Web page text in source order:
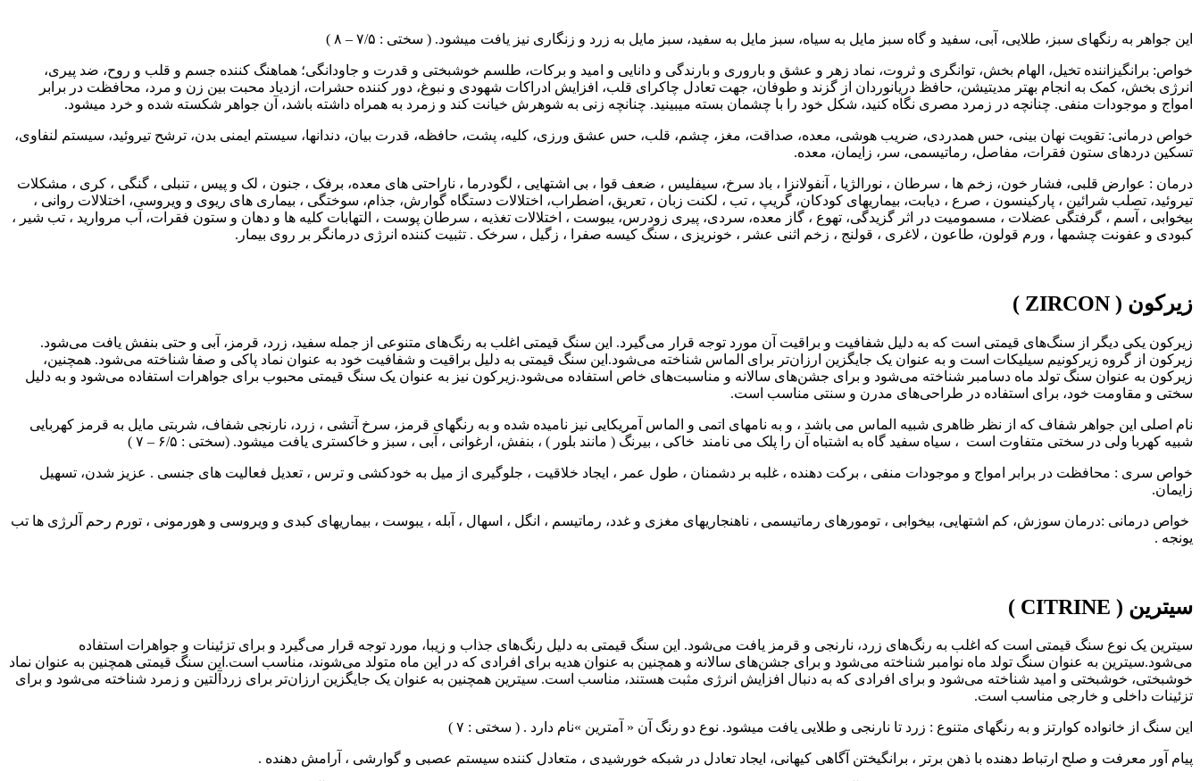
این جواهر به رنگهای سبز، طلایی، آبی، سفید و گاه سبز مایل به سیاه، سبز مایل به سفید، سبز مایل به زرد و زنگاری نیز یافت میشود. ( سختی : ۷/۵ – ۸ )
خواص: برانگیزاننده تخیل، الهام بخش، توانگری و ثروت، نماد زهر و عشق و باروری و بارندگی و دانایی و امید و برکات، طلسم خوشبختی و قدرت و جاودانگی؛ هماهنگ کننده جسم و قلب و روح، ضد پیری،
انرژی بخش، کمک به انجام بهتر مدیتیشن، حافظ دریانوردان از گزند و طوفان، جهت تعادل چاکرای قلب، افزایش ادراکات شهودی و نبوغ، دور کننده حشرات، ازدیاد محبت بین زن و مرد، محافظت در برابر
امواج و موجودات منفی. چنانچه در زمرد مصری نگاه کنید، شکل خود را با چشمان بسته میبینید. چنانچه زنی به شوهرش خیانت کند و زمرد به همراه داشته باشد، آن جواهر شکسته شده و خرد میشود.
خواص درمانی: تقویت نهان بینی، حس همدردی، ضریب هوشی، معده، صداقت، مغز، چشم، قلب، حس عشق ورزی، کلیه، پشت، حافظه، قدرت بیان، دندانها، سیستم ایمنی بدن، ترشح تیروئید، سیستم لنفاوی،
تسکین دردهای ستون فقرات، مفاصل، رماتیسمی، سر، زایمان، معده.
درمان : عوارض قلبی، فشار خون، زخم ها ، سرطان ، نورالژیا ، آنفولانزا ، باد سرخ، سیفلیس ، ضعف قوا ، بی اشتهایی ، لگودرما ، ناراحتی های معده، برفک ، جنون ، لک و پیس ، تنبلی ، گنگی ، کری ، مشکلات
تیروئید، تصلب شرائین ، پارکینسون ، صرع ، دیابت، بیماریهای کودکان، گریپ ، تب ، لکنت زبان ، تعریق، اضطراب، اختلالات دستگاه گوارش، جذام، سوختگی ، بیماری های ریوی و ویروسی، اختلالات روانی ،
بیخوابی ، آسم ، گرفتگی عضلات ، مسمومیت در اثر گزیدگی، تهوع ، گاز معده، سردی، پیری زودرس، یبوست ، اختلالات تغذیه ، سرطان پوست ، التهابات کلیه ها و دهان و ستون فقرات، آب مروارید ، تب شیر ،
کبودی و عفونت چشمها ، ورم قولون، طاعون ، لاغری ، قولنج ، زخم اثنی عشر ، خونریزی ، سنگ کیسه صفرا ، زگیل ، سرخک . تثبیت کننده انرژی درمانگر بر روی بیمار.
زیرکون ( ZIRCON )
زیرکون یکی دیگر از سنگ‌های قیمتی است که به دلیل شفافیت و براقیت آن مورد توجه قرار می‌گیرد. این سنگ قیمتی اغلب به رنگ‌های متنوعی از جمله سفید، زرد، قرمز، آبی و حتی بنفش یافت می‌شود.
زیرکون از گروه زیرکونیم سیلیکات است و به عنوان یک جایگزین ارزان‌تر برای الماس شناخته می‌شود.این سنگ قیمتی به دلیل براقیت و شفافیت خود به عنوان نماد پاکی و صفا شناخته می‌شود. همچنین،
زیرکون به عنوان سنگ تولد ماه دسامبر شناخته می‌شود و برای جشن‌های سالانه و مناسبت‌های خاص استفاده می‌شود.زیرکون نیز به عنوان یک سنگ قیمتی محبوب برای جواهرات استفاده می‌شود و به دلیل
سختی و مقاومت خود، برای استفاده در طراحی‌های مدرن و سنتی مناسب است.
نام اصلی این جواهر شفاف که از نظر ظاهری شبیه الماس می باشد ، و به نامهای اتمی و الماس آمریکایی نیز نامیده شده و به رنگهای قرمز، سرخ آتشی ، زرد، نارنجی شفاف، شربتی مایل به قرمز کهربایی
شبیه کهربا ولی در سختی متفاوت است ، سیاه سفید گاه به اشتباه آن را پلک می نامند خاکی ، بیرنگ ( مانند بلور ) ، بنفش، ارغوانی ، آبی ، سبز و خاکستری یافت میشود. (سختی : ۶/۵ – ۷ )
خواص سری : محافظت در برابر امواج و موجودات منفی ، برکت دهنده ، غلبه بر دشمنان ، طول عمر ، ایجاد خلاقیت ، جلوگیری از میل به خودکشی و ترس ، تعدیل فعالیت های جنسی . عزیز شدن، تسهیل
زایمان.
خواص درمانی :درمان سوزش، کم اشتهایی، بیخوابی ، تومورهای رماتیسمی ، ناهنجاریهای مغزی و غدد، رماتیسم ، انگل ، اسهال ، آبله ، یبوست ، بیماریهای کبدی و ویروسی و هورمونی ، تورم رحم آلرژی ها تب
یونجه .
سیترین ( CITRINE )
سیترین یک نوع سنگ قیمتی است که اغلب به رنگ‌های زرد، نارنجی و قرمز یافت می‌شود. این سنگ قیمتی به دلیل رنگ‌های جذاب و زیبا، مورد توجه قرار می‌گیرد و برای تزئینات و جواهرات استفاده
می‌شود.سیترین به عنوان سنگ تولد ماه نوامبر شناخته می‌شود و برای جشن‌های سالانه و همچنین به عنوان هدیه برای افرادی که در این ماه متولد می‌شوند، مناسب است.این سنگ قیمتی همچنین به عنوان نماد
خوشبختی، خوشبختی و امید شناخته می‌شود و برای افرادی که به دنبال افزایش انرژی مثبت هستند، مناسب است. سیترین همچنین به عنوان یک جایگزین ارزان‌تر برای زردآلتین و زمرد شناخته می‌شود و برای
تزئینات داخلی و خارجی مناسب است.
این سنگ از خانواده کوارتز و به رنگهای متنوع : زرد تا نارنجی و طلایی یافت میشود. نوع دو رنگ آن « آمترین »نام دارد . ( سختی : ۷ )
پیام آور معرفت و صلح ارتباط دهنده با ذهن برتر ، برانگیختن آگاهی کیهانی، ایجاد تعادل در شبکه خورشیدی ، متعادل کننده سیستم عصبی و گوارشی ، آرامش دهنده .